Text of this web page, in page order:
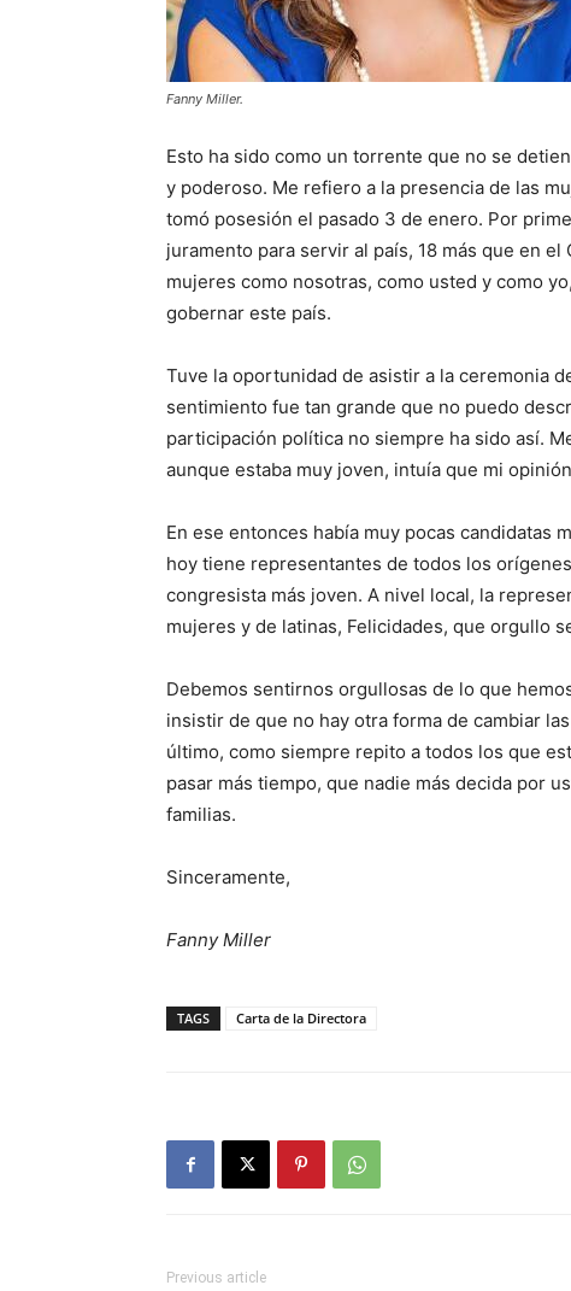
Fanny Miller.
Esto ha sido como un torrente que no se
y poderoso. Me refiero a la presencia de las
tomó posesión el pasado 3 de enero. Por
juramento para servir al país, 18 más que en
mujeres como nosotras, como usted y como
gobernar este país.
Tuve la oportunidad de asistir a la ceremonia
sentimiento fue tan grande que no puedo
participación política no siempre ha sido así.
aunque estaba muy joven, intuía que mi
En ese entonces había muy pocas candidatas
hoy tiene representantes de todos los
congresista más joven. A nivel local, la
mujeres y de latinas, Felicidades, que orgullo
Debemos sentirnos orgullosas de lo que
insistir de que no hay otra forma de cambiar
último, como siempre repito a todos los que
pasar más tiempo, que nadie más decida por
familias.
Sinceramente,
Fanny Miller
TAGS Carta de la Directora
Previous article